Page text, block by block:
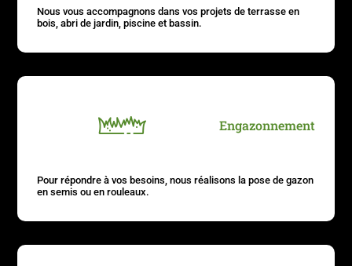
Nous vous accompagnons dans vos projets de terrasse en
bois, abri de jardin, piscine et bassin.
Engazonnement
Pour répondre à vos besoins, nous réalisons la pose de gazon
en semis ou en rouleaux.